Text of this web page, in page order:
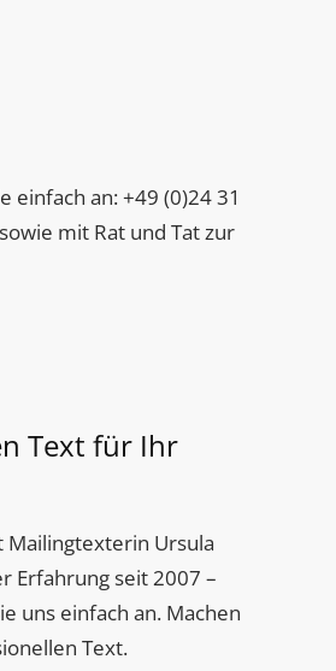
einfach an: +49 (0)24 31
mit Rat und Tat zur
Text für Ihr
Mailingtexterin Ursula
Erfahrung seit 2007 –
uns einfach an. Machen
Text.